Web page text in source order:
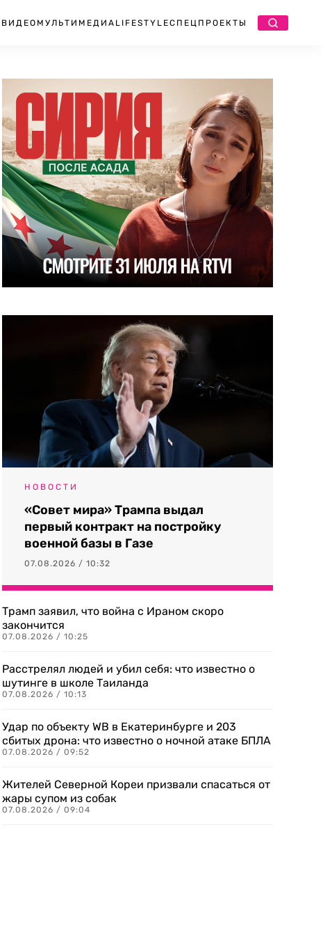
ВИДЕО МУЛЬТИМЕДИА LIFESTYLEСПЕЦПРОЕКТЫ
НОВОСТИ
«Совет мира» Трампа выдал
первый контракт на постройку
военной базы в Газе
07.08.2026 / 10:32
Трамп заявил, что война с Ираном скоро
закончится
07.08.2026 / 10:25
Расстрелял людей и убил себя: что известно о
шутинге в школе Таиланда
07.08.2026 / 10:13
Удар по объекту WB в Екатеринбурге и 203
сбитых дрона: что известно о ночной атаке БПЛА
07.08.2026 / 09:52
Жителей Северной Кореи призвали спасаться от
жары супом из собак
07.08.2026 / 09:04